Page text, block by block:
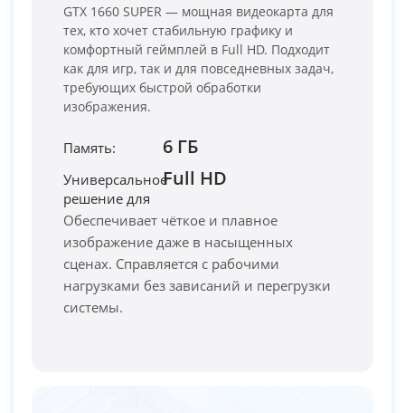
PC-Arena на карте Москвы — Яндекс Карты
GTX 1660 SUPER — мощная видеокарта для
тех, кто хочет стабильную графику и
комфортный геймплей в Full HD. Подходит
как для игр, так и для повседневных задач,
требующих быстрой обработки
изображения.
Память: 6 ГБ
Универсальное
решение для
Full HD
Обеспечивает чёткое и плавное
изображение даже в насыщенных
сценах. Справляется с рабочими
нагрузками без зависаний и перегрузки
системы.